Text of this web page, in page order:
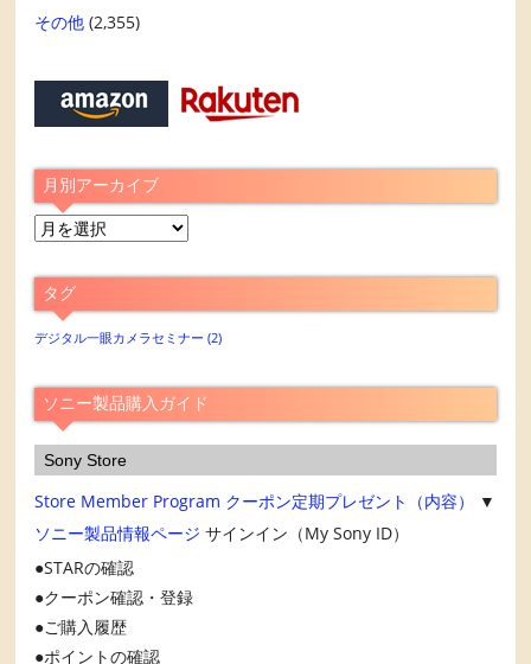
その他 (2,355)
月別アーカイブ
月
ア
ー
カ
ブ
タグ
デジタル一眼カメラセミナー (2)
ソニー製品購入ガイド
Sony Store
Store Member Program クーポン定期プレゼント（内容）
▼
ソニー製品情報ページ サインイン（My Sony ID）
STARの確認
クーポン確認・登録
ご購入履歴
ポイントの確認